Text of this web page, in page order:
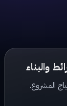
والبناء
المشروع.